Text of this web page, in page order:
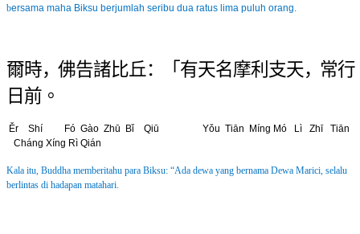
bersama maha Biksu berjumlah seribu dua ratus lima puluh orang.
爾 時 ，佛 告 諸 比 丘 ：「 有 天 名 摩 利 支 天， 常 行
日 前 。
Ěr Shí Fó Gào Zhū Bǐ Qiū Yǒu Tiān Míng Mó Lì Zhī Tiān
Cháng Xíng Rì Qián
Kala itu, Buddha memberitahu para Biksu: “Ada dewa yang bernama Dewa Marici, selalu
berlintas di hadapan matahari.